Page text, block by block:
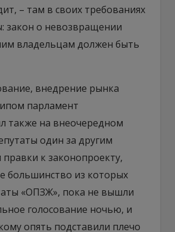
– там в своих требованиях
закон о невозвращении
владельцам должен быть
внедрение рынка
парламент
также на внеочередном
один за другим
к законопроекту,
большинство из которых
«ОПЗЖ», пока не вышли
голосование ночью, и
опять подставили плечо